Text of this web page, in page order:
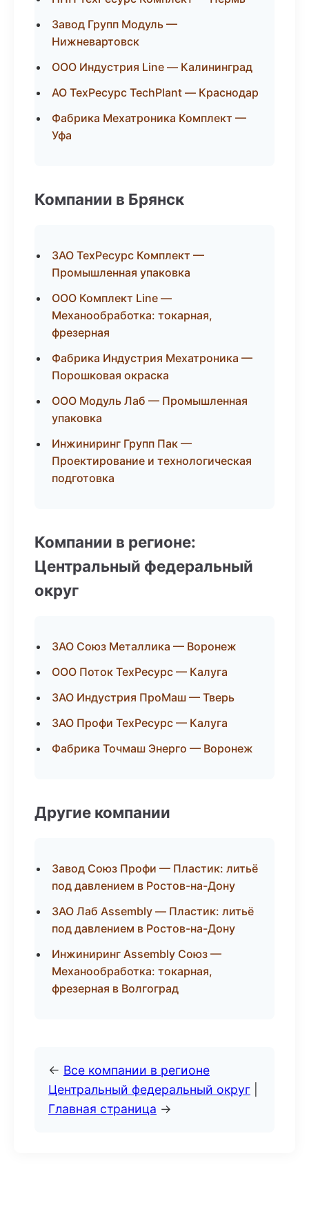
Завод Групп Модуль —
Нижневартовск
ООО Индустрия Line — Калининград
АО ТехРесурс TechPlant — Краснодар
Фабрика Мехатроника Комплект —
Уфа
Компании в Брянск
ЗАО ТехРесурс Комплект —
Промышленная упаковка
ООО Комплект Line —
Механообработка: токарная,
фрезерная
Фабрика Индустрия Мехатроника —
Порошковая окраска
ООО Модуль Лаб — Промышленная
упаковка
Инжиниринг Групп Пак —
Проектирование и технологическая
подготовка
Компании в регионе:
Центральный федеральный
округ
ЗАО Союз Металлика — Воронеж
ООО Поток ТехРесурс — Калуга
ЗАО Индустрия ПроМаш — Тверь
ЗАО Профи ТехРесурс — Калуга
Фабрика Точмаш Энерго — Воронеж
Другие компании
Завод Союз Профи — Пластик: литьё
под давлением в Ростов-на-Дону
ЗАО Лаб Assembly — Пластик: литьё
под давлением в Ростов-на-Дону
Инжиниринг Assembly Союз —
Механообработка: токарная,
фрезерная в Волгоград
← Все компании в регионе
Центральный федеральный округ
Главная страница →